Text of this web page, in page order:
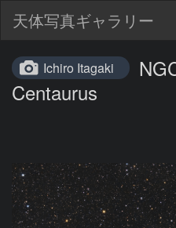
天体写真ギャラリー
Ichiro Itagaki
Centaurus